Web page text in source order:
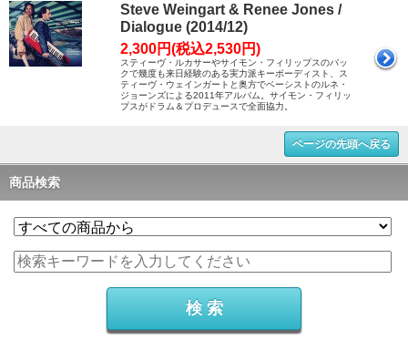
Steve Weingart & Renee Jones /
Dialogue (2014/12)
2,300円(税込2,530円)
スティーヴ・ルカサーやサイモン・フィリップスのバッ
クで幾度も来日経験のある実力派キーボーディスト、ス
ティーヴ・ウェインガートと奥方でベーシストのルネ・
ジョーンズによる2011年アルバム。サイモン・フィリッ
プスがドラム＆プロデュースで全面協力。
ページの先頭へ戻る
商品検索